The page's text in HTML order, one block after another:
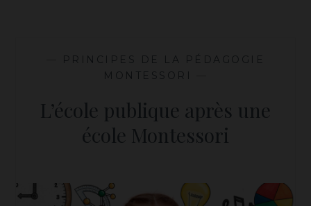
PRINCIPES DE LA PÉDAGOGIE
MONTESSORI
L’école publique après une
école Montessori